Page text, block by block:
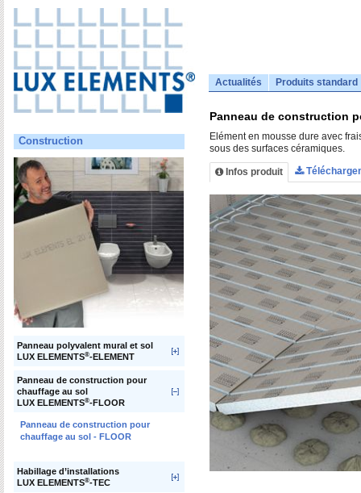
Actualités Produits standard
Construction
Panneau polyvalent mural et sol
LUX ELEMENTS®-ELEMENT
Panneau de construction pour
chauffage au sol
LUX ELEMENTS®-FLOOR
Panneau de construction pour
chauffage au sol - FLOOR
Habillage d’installations
LUX ELEMENTS®-TEC
Panneau de construction
Elément en mousse dure avec
sous des surfaces céramiques.
Infos produit